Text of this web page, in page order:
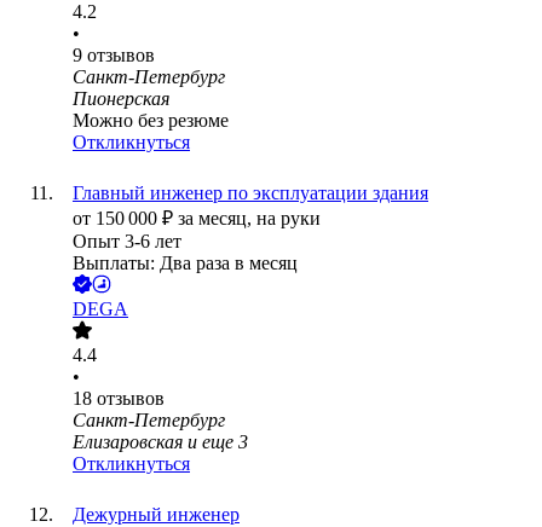
4.2
•
9 отзывов
Санкт-Петербург
Пионерская
Можно без резюме
Откликнуться
Главный инженер по эксплуатации здания
от 150 000 ₽ за месяц, на руки
Опыт 3-6 лет
Выплаты: Два раза в месяц
DEGA
4.4
•
18 отзывов
Санкт-Петербург
Елизаровская и еще 3
Откликнуться
Дежурный инженер